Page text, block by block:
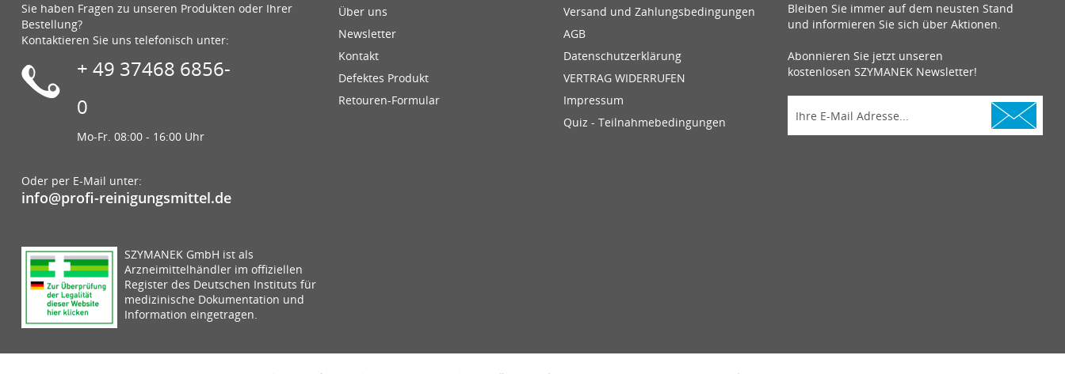
Sie haben Fragen zu unseren Produkten oder Ihrer
Bestellung?
Kontaktieren Sie uns telefonisch unter:
+ 49 37468 6856-
0
Mo-Fr. 08:00 - 16:00 Uhr
Oder per E-Mail unter:
info@profi-reinigungsmittel.de
SZYMANEK GmbH ist als
Arzneimittelhändler im offiziellen
Register des Deutschen Instituts für
medizinische Dokumentation und
Information eingetragen.
Über uns
Newsletter
Kontakt
Defektes Produkt
Retouren-Formular
Versand und Zahlungsbedingungen
AGB
Datenschutzerklärung
VERTRAG WIDERRUFEN
Impressum
Quiz - Teilnahmebedingungen
Bleiben Sie immer auf dem neusten Stand
und informieren Sie sich über Aktionen.
Abonnieren Sie jetzt unseren
kostenlosen SZYMANEK Newsletter!